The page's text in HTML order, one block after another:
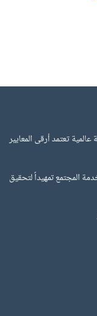
أرقى المعايير
ﺗﻤﻬﻴﺪاً ﻟﺘﺤﻘﻴﻖ